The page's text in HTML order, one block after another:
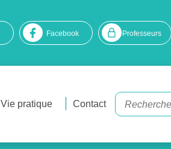
Facebook Professeurs
Vie pratique Contact